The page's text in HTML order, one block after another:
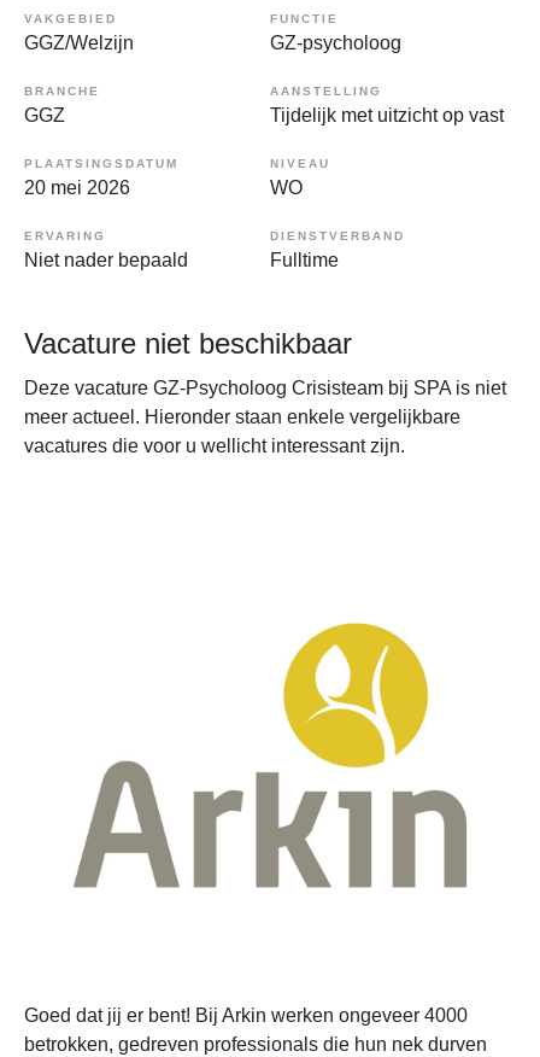
VAKGEBIED
GGZ/Welzijn
FUNCTIE
GZ-psycholoog
BRANCHE
GGZ
AANSTELLING
Tijdelijk met uitzicht op vast
PLAATSINGSDATUM
20 mei 2026
NIVEAU
WO
ERVARING
Niet nader bepaald
DIENSTVERBAND
Fulltime
Vacature niet beschikbaar
Deze vacature GZ-Psycholoog Crisisteam bij SPA is niet
meer actueel. Hieronder staan enkele vergelijkbare
vacatures die voor u wellicht interessant zijn.
Goed dat jij er bent! Bij Arkin werken ongeveer 4000
betrokken, gedreven professionals die hun nek durven